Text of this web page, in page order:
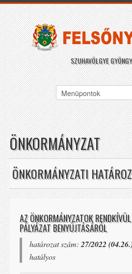
SZUHAVÖLGYE
ÖNKORMÁNYZAT
ÖNKORMÁNYZATI
AZ ÖNKORMÁNYZATOK
PÁLYÁZAT BENYÚJTÁSÁRÓL
határozat szám: 27/2022
hatályos